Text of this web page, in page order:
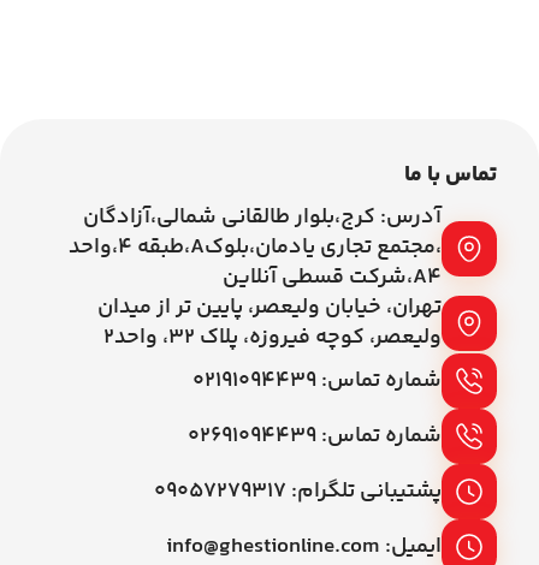
تماس با ما
آدرس: کرج،بلوار طالقانی شمالی،آزادگان
،مجتمع تجاری یادمان،بلوکA،طبقه ۴،واحد
A4،شرکت قسطی آنلاین
تهران، خیابان ولیعصر، پایین تر از میدان
ولیعصر، کوچه فیروزه، پلاک 32، واحد2
شماره تماس: ۰۲۱۹۱۰۹۴۴۳۹
شماره تماس: ۰۲۶۹۱۰۹۴۴۳۹
پشتیبانی تلگرام: ۰۹۰۵۷۲۷۹۳۱۷
ایمیل: info@ghestionline.com